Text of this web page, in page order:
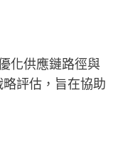
化供應鏈路徑與
評估，旨在協助